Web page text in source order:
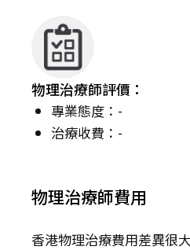
物理治療師評價：
專業態度：-
治療收費：-
物理治療師費用
香港物理治療費用差異很